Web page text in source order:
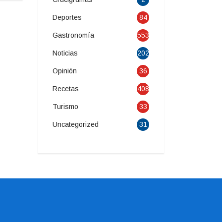
Deportes 84
Gastronomía 553
Noticias 202
Opinión 36
Recetas 408
Turismo 33
Uncategorized 31